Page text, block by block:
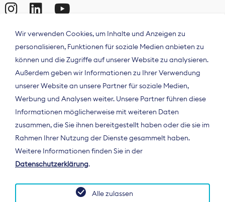
Der Bundesverband Digitalpublisher und
Zeitungsverleger (BDZV) vertritt als
Spitzenorganisation die Interessen der
Deutschland und auf EU-Ebene.
Wir verwenden Cookies, um Inhalte und Anzeigen zu
personalisieren, Funktionen für soziale Medien anbieten zu
können und die Zugriffe auf unserer Website zu analysieren.
Außerdem geben wir Informationen zu Ihrer Verwendung
unserer Website an unsere Partner für soziale Medien,
Werbung und Analysen weiter. Unsere Partner führen diese
Informationen möglicherweise mit weiteren Daten
zusammen, die Sie ihnen bereitgestellt haben oder die sie im
Rahmen Ihrer Nutzung der Dienste gesammelt haben.
Weitere Informationen finden Sie in der
Datenschutzerklärung.
Alle zulassen